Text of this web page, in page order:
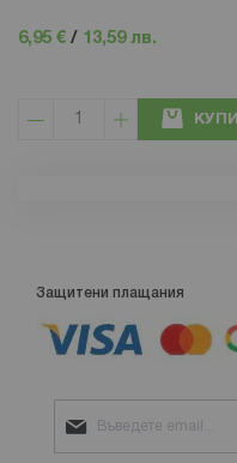
6,95 € / 13,59 лв.
КУПИ
Защитени плащания